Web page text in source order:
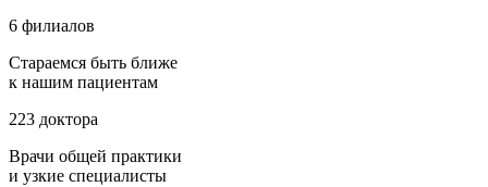
6 филиалов
Стараемся быть ближе
к нашим пациентам
223 доктора
Врачи общей практики
и узкие специалисты